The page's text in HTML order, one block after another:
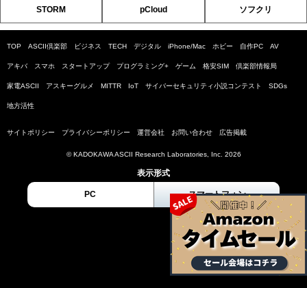
STORM pCloud ソフクリ
TOP ASCII倶楽部 ビジネス TECH デジタル iPhone/Mac ホビー 自作PC AV
アキバ スマホ スタートアップ プログラミング+ ゲーム 格安SIM 倶楽部情報局
家電ASCII アスキーグルメ MITTR IoT サイバーセキュリティ小説コンテスト SDGs
地方活性
サイトポリシー プライバシーポリシー 運営会社 お問い合わせ 広告掲載
© KADOKAWA ASCII Research Laboratories, Inc. 2026
表示形式
PC スマートフォン